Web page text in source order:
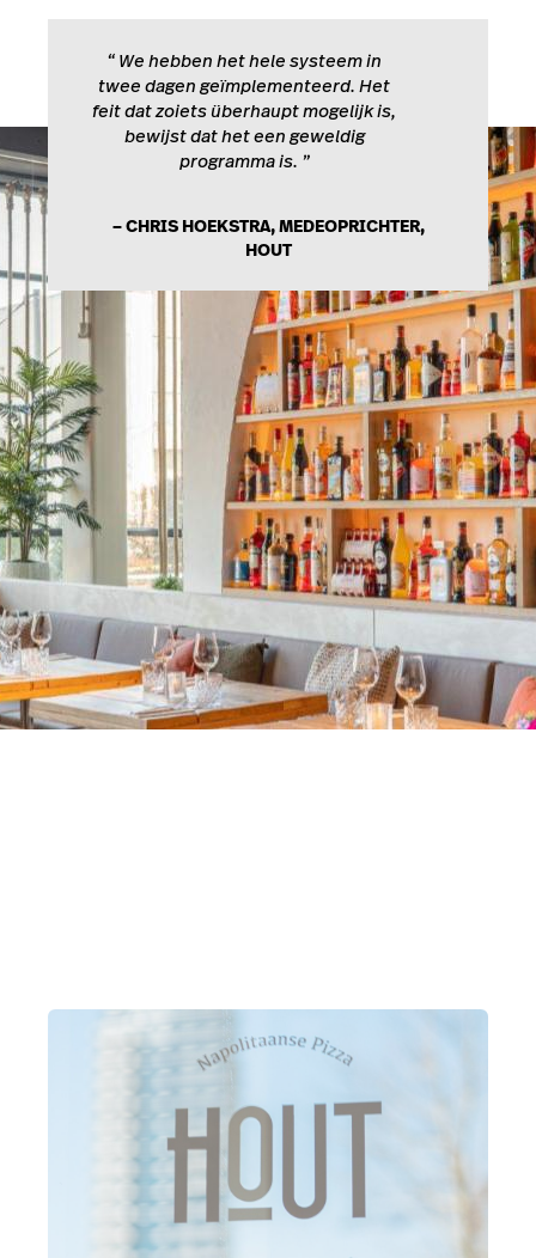
“We hebben het hele systeem in
twee dagen geïmplementeerd. Het
feit dat zoiets überhaupt mogelijk is,
bewijst dat het een geweldig
programma is. ”
– CHRIS HOEKSTRA, MEDEOPRICHTER,
HOUT